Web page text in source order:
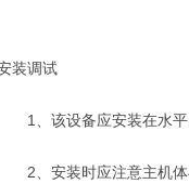
装调试
1、该设备应安装在水平
2、安装时应注意主机体